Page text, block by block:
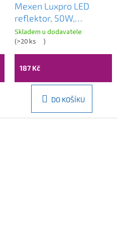
Mexen Luxpro LED
reflektor, 50W,
neutrální - 4000K, 4500
lm, černá - L230-050-
40-70
Skladem u dodavatele
(>20 ks )
187 Kč
DO KOŠÍKU